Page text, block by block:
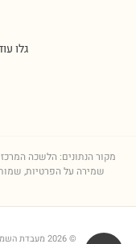
גלו
מקור הנתונים: הלשכה
©
2026 מעבדת